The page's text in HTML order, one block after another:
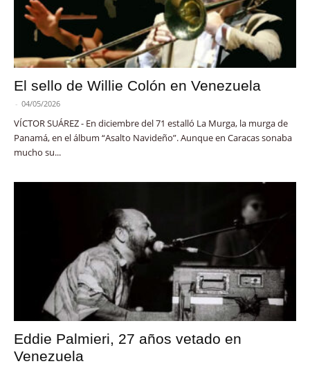
El sello de Willie Colón en Venezuela
- 04/05/2026
VÍCTOR SUÁREZ - En diciembre del 71 estalló La Murga, la murga de
Panamá, en el álbum “Asalto Navideño”. Aunque en Caracas sonaba
mucho su...
Eddie Palmieri, 27 años vetado en
Venezuela